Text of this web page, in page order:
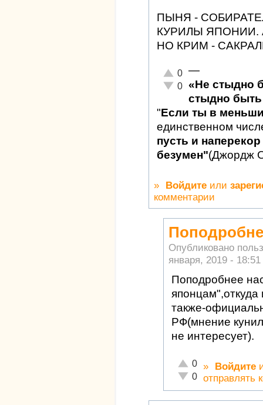
ПЫНЯ -
КУРИЛЫ ЯПОНИИ.
НО КРИМ -
Отлично!
0
Неадекватно!
0
—
«Не стыдно
стыдно быть
"Если ты в
единственном
пусть и
безумен"(Джордж
» Войдите или
комментарии
Опубликовано
января, 2019 - 18:51
Поподробнее
японцам",откуда
также-
РФ(мнение
не интересует).
Отлично!
0
Неадекватно!
0
» Войдите
отправлять